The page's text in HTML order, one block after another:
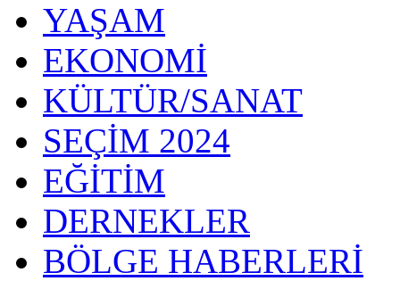
YAŞAM
EKONOMİ
KÜLTÜR/SANAT
SEÇİM 2024
EĞİTİM
DERNEKLER
BÖLGE HABERLERİ